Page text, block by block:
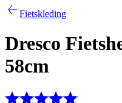
Fietskleding
Dresco
58cm